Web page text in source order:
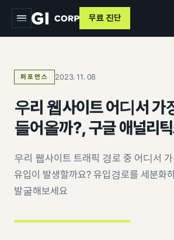
서비스
트래킹 & 애널리틱스
데이터 파이프라인
퍼포먼스 광고
목적별
고객 DB 수집
사례
무료 진단
퍼포먼스 2023. 11. 08
우리 웹사이트 어디서 가
들어올까?, 구글 애널리
우리 웹사이트 트래픽 경로 중 어디서
유입이 발생할까요? 유입경로를 세분화
발굴해보세요